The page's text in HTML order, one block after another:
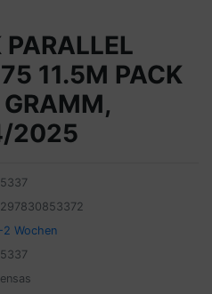
PARALLEL
11.5M PACK
2025
2 Wochen